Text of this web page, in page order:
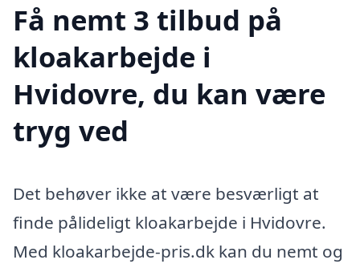
Få nemt 3 tilbud på
kloakarbejde i
Hvidovre, du kan være
tryg ved
Det behøver ikke at være besværligt at
finde pålideligt kloakarbejde i Hvidovre.
Med kloakarbejde-pris.dk kan du nemt og